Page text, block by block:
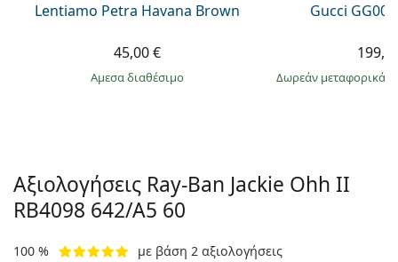
Lentiamo Petra Havana Brown
45,00 €
άμεσα διαθέσιμο
Gucci
Δωρεάν μεταφορικά
Αξιολογήσεις Ray-Ban Jackie Ohh II
RB4098 642/A5 60
100 % με βάση 2 αξιολογήσεις